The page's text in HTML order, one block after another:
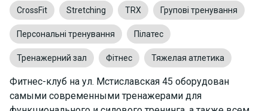
CrossFit Stretching TRX Групові тренування
Персональні тренування Пілатес
Тренажерний зал Фітнес Тяжелая атлетика
Фитнес-клуб на ул. Мстиславская 45 оборудован
самыми современными тренажерами для